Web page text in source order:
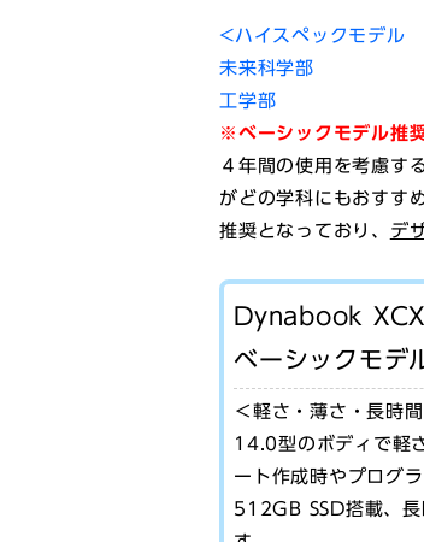
<ハイスペックモデル
未来科学部
工学部
※ベーシックモデル推
４年間の使用を考慮す
がどの学科にもおすす
推奨となっており、 デ
Dynabook
ベーシックモデ
＜軽さ・薄さ・長時
14.0型のボディで軽
ート作成時やプログ
512GB SSD搭載、長